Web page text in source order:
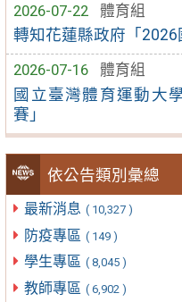
2026-07-22
體育組
轉知花蓮縣政府「
2026-07-16
體育組
國立臺灣體育運動大
賽」
依公告類別彙總
最新消息 ( 10,327 )
防疫專區 ( 149 )
學生專區 ( 8,045 )
教師專區 ( 6,902 )